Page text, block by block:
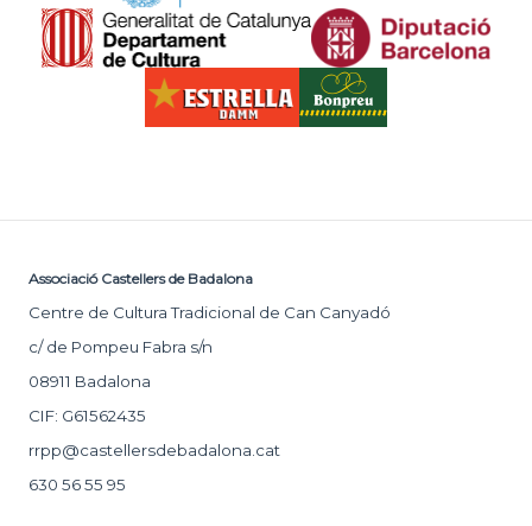
Associació Castellers de Badalona
Centre de Cultura Tradicional de Can Canyadó
c/ de Pompeu Fabra s/n
08911 Badalona
CIF: G61562435
rrpp@castellersdebadalona.cat
630 56 55 95